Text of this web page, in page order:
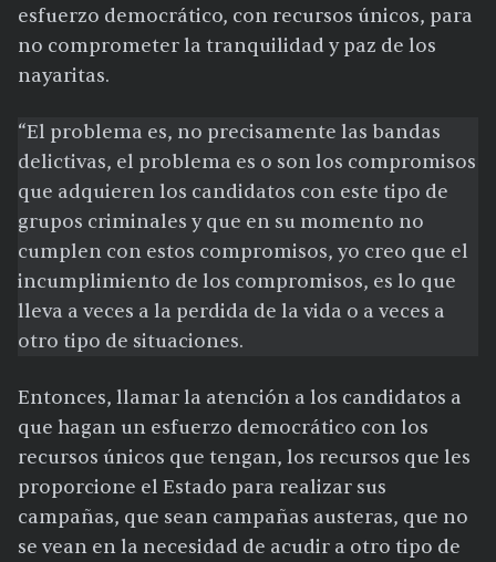
esfuerzo democrático, con recursos únicos, para
no comprometer la tranquilidad y paz de los
nayaritas.
“El problema es, no precisamente las bandas
delictivas, el problema es o son los compromisos
que adquieren los candidatos con este tipo de
grupos criminales y que en su momento no
cumplen con estos compromisos, yo creo que el
incumplimiento de los compromisos, es lo que
lleva a veces a la perdida de la vida o a veces a
otro tipo de situaciones.
Entonces, llamar la atención a los candidatos a
que hagan un esfuerzo democrático con los
recursos únicos que tengan, los recursos que les
proporcione el Estado para realizar sus
campañas, que sean campañas austeras, que no
se vean en la necesidad de acudir a otro tipo de